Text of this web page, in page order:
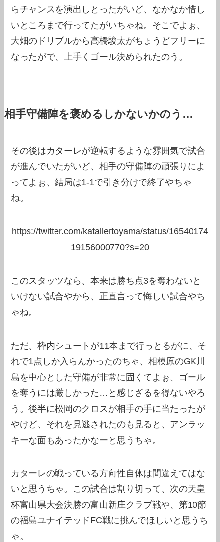
らチャンスを演出しとったがいど、なかなか惜し
いところまで行ってたがいちゃね。そこでよぉ、
大畑のドリブルから高橋駿太がちょうどフリーに
なったがで、上手くゴール決められたのう。
相手守備陣を褒めるしかないかのう…
その後はカターレが逆転するような雰囲気で試合
が進んでいたがいど、相手の守備陣の頑張りによ
ってよぉ、結局は1-1で引き分けで終了やちゃ
ね。
https://twitter.com/katallertoyama/status/16540174
19156000770?s=20
このスタッツなら、本来は勝ち点3を奪わないと
いけない試合やから、正直言って悔しい試合やち
ゃね。
ただ、枠内シュートが11本まで行っとるがに、そ
れで1点しか入らんかったのちゃ、相模原のGK川
島を中心とした守備が非常に固くてよぉ、ゴール
を奪うには厳しかった…と感じざるを得ないやろ
う。後半に松岡のクロスが相手の手に当たったが
やけど、それを見逃されたのも見ると、アンラッ
キーな面もあったかなーと思うちゃ。
カターレの戦っている方向性自体は間違えてはな
いと思うちゃ。この試合は割り切って、次の天皇
杯富山県大会決勝の富山新庄クラブ戦や、第10節
の福島ユナイテッドFC戦に挑んでほしいと思うち
ゃ。